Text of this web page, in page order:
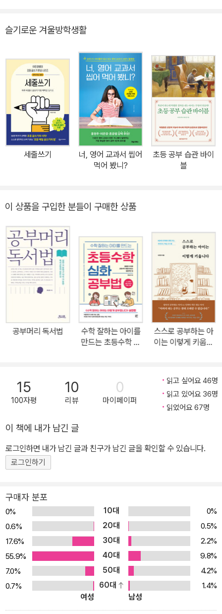
수학의 시작인 초등 시기가 중요한 이유입니다. 이 책은 수학의 기초
부터 단단하게 다지고, 개념부터 심화까지 올바르게 혼자 공부하는
법을 익힘으로써 수학 성적을 끌어올리는 과정을 섬세하게 설계하도
록 안내합니다. 이를 통해 지금 내 아이의 실력이 어디쯤 와 있는지 확
인하는 법부터 시작해 아이를 수학 실력에 따라 3개의 그룹으로 나누
고, 그렇게 확인한 아이의 수준에 따라 부모가 해야 할 일을 구체적으
로 알려줍니다. 아이가 혼자서 수학 개념을 익히도록 이끄는 법, 심화
와 선행 속도를 조절하는 법, 적절한 교재 선택법, 아이의 성향에 맞는
학원 선택법, 엄마표 수학 관리법까지 구체적이고 실질적인 정보를
총망라했습니다. 2022년 문이과 통합 시대에 맞춰 새로 출간된 특별
도의 변화에 발맞춰 초등과 중등 시기에 준비해야 할 부분들을 25년
던 아이, 고등 성적 떨어지면 무슨 소용 있나요?” 어렵고 불안한 수
학, 엄마는 전략가가 되어야 한다! “내 아이, 정말 수학 잘하고 있는
걸까?” 초등 수학 실력이 고등 수학 실력을 보장하지 않는다는 건 이
제 정설과도 같다. 그러니 아이가 시험에서 100점을 맞아도, 들어가
기 어려운 학원 입학시험을 통과해도, 과외에 학원을 두세 개씩 돌려
도, 부모들은 여전히 불안하다. 남들처럼 학원 뺑뺑이를 돌리고 문제
집을 풀게 하고 있지만, 이게 맞을까? 고등 때까지 수학을 계속 잘하
게 하려면 대체 부모는 무엇을 해줘야 하는 걸까? 잘해도 불안하고
못하면 더 불안한, 수학이라는 과목에 대해 속 시원한 해답을 제시하
다. 23년간 수학 현장에서 일한 저자가 초중고 12년간 부모가 반드시
확인하고 실천해야 하는 일을 체계적으로 정리했다. 아이를 올바르게
공부하도록 이끄는 법, 심화와 선행 속도 조절하는 법, 적절한 교재 선
택법, 아이의 성향에 맞는 학원 선택법, 엄마표 수학 관리법까지 구체
이 험난한 수학의 현실에서, 모르는 부분이 생길 때마다 참고하여 어
려움을 헤쳐나갈 수 있게 도와주는 수학 버전 ‘삐뽀삐뽀 119’라 할 수
보통의 수학 공부법에서 알려주지 않는 ‘장기 로드맵’ 이 책에서 제시
하는 로드맵은 저자가 23년간 강남․목동 등 사교육 현장에서 초등부
터 고등까지, 수포자부터 최상위권까지 다양한 아이들을 가르치고 관
찰한 결과를 종합해 완성했다. 아이의 시기별‧수준별, 그리고 상황별
로 부모가 할 수 있는 것들을 명확하게 알려줌으로써 수학을 승리로
이끌게 한다. 저자가 명문대에 보낸 학생들의 경험, 저자의 초등학생
아이들을 가르친 경험, 수포자 사례까지 근거로 들어 더욱 구체적이
다. ◆ 수학을 잘할 수밖에 없는 수학 공부법 수학 공부법의 핵심은
슬기로운 겨울방학생활
세줄쓰기
너, 영어 교과서 씹어
먹어 봤니?
초등 공부 습관 바이
블
이 상품을 구입한 분들이 구매한 상품
공부머리 독서법
수학 잘하는 아이를
만드는 초등수학 심
스스로 공부하는 아
이는 이렇게 키웁니
15
100자평
10
리뷰
0
마이페이퍼
읽고 싶어요 46명
읽고 있어요 36명
읽었어요 67명
이 책에 내가 남긴 글
로그인하면 내가 남긴 글과 친구가 남긴 글을 확인할 수 있습니다.
로그인하기
구매자 분포
0% 10대
0%
0.6%
20대
0.5%
17.6%
30대
2.2%
55.9%
40대
9.8%
7.0%
50대
4.2%
0.7%
60대
1.4%
여성
남성